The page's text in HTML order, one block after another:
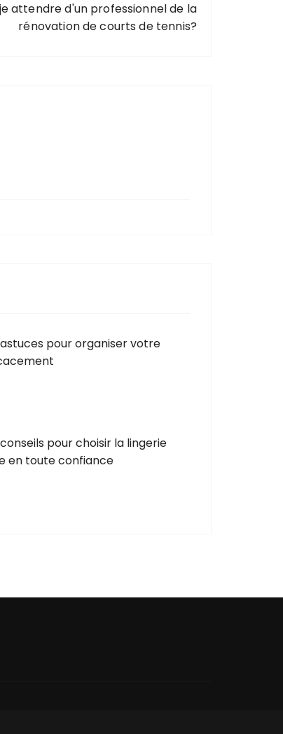
attendre d'un professionnel de la
rénovation de courts de tennis?
pour organiser votre
pour choisir la lingerie
en toute confiance